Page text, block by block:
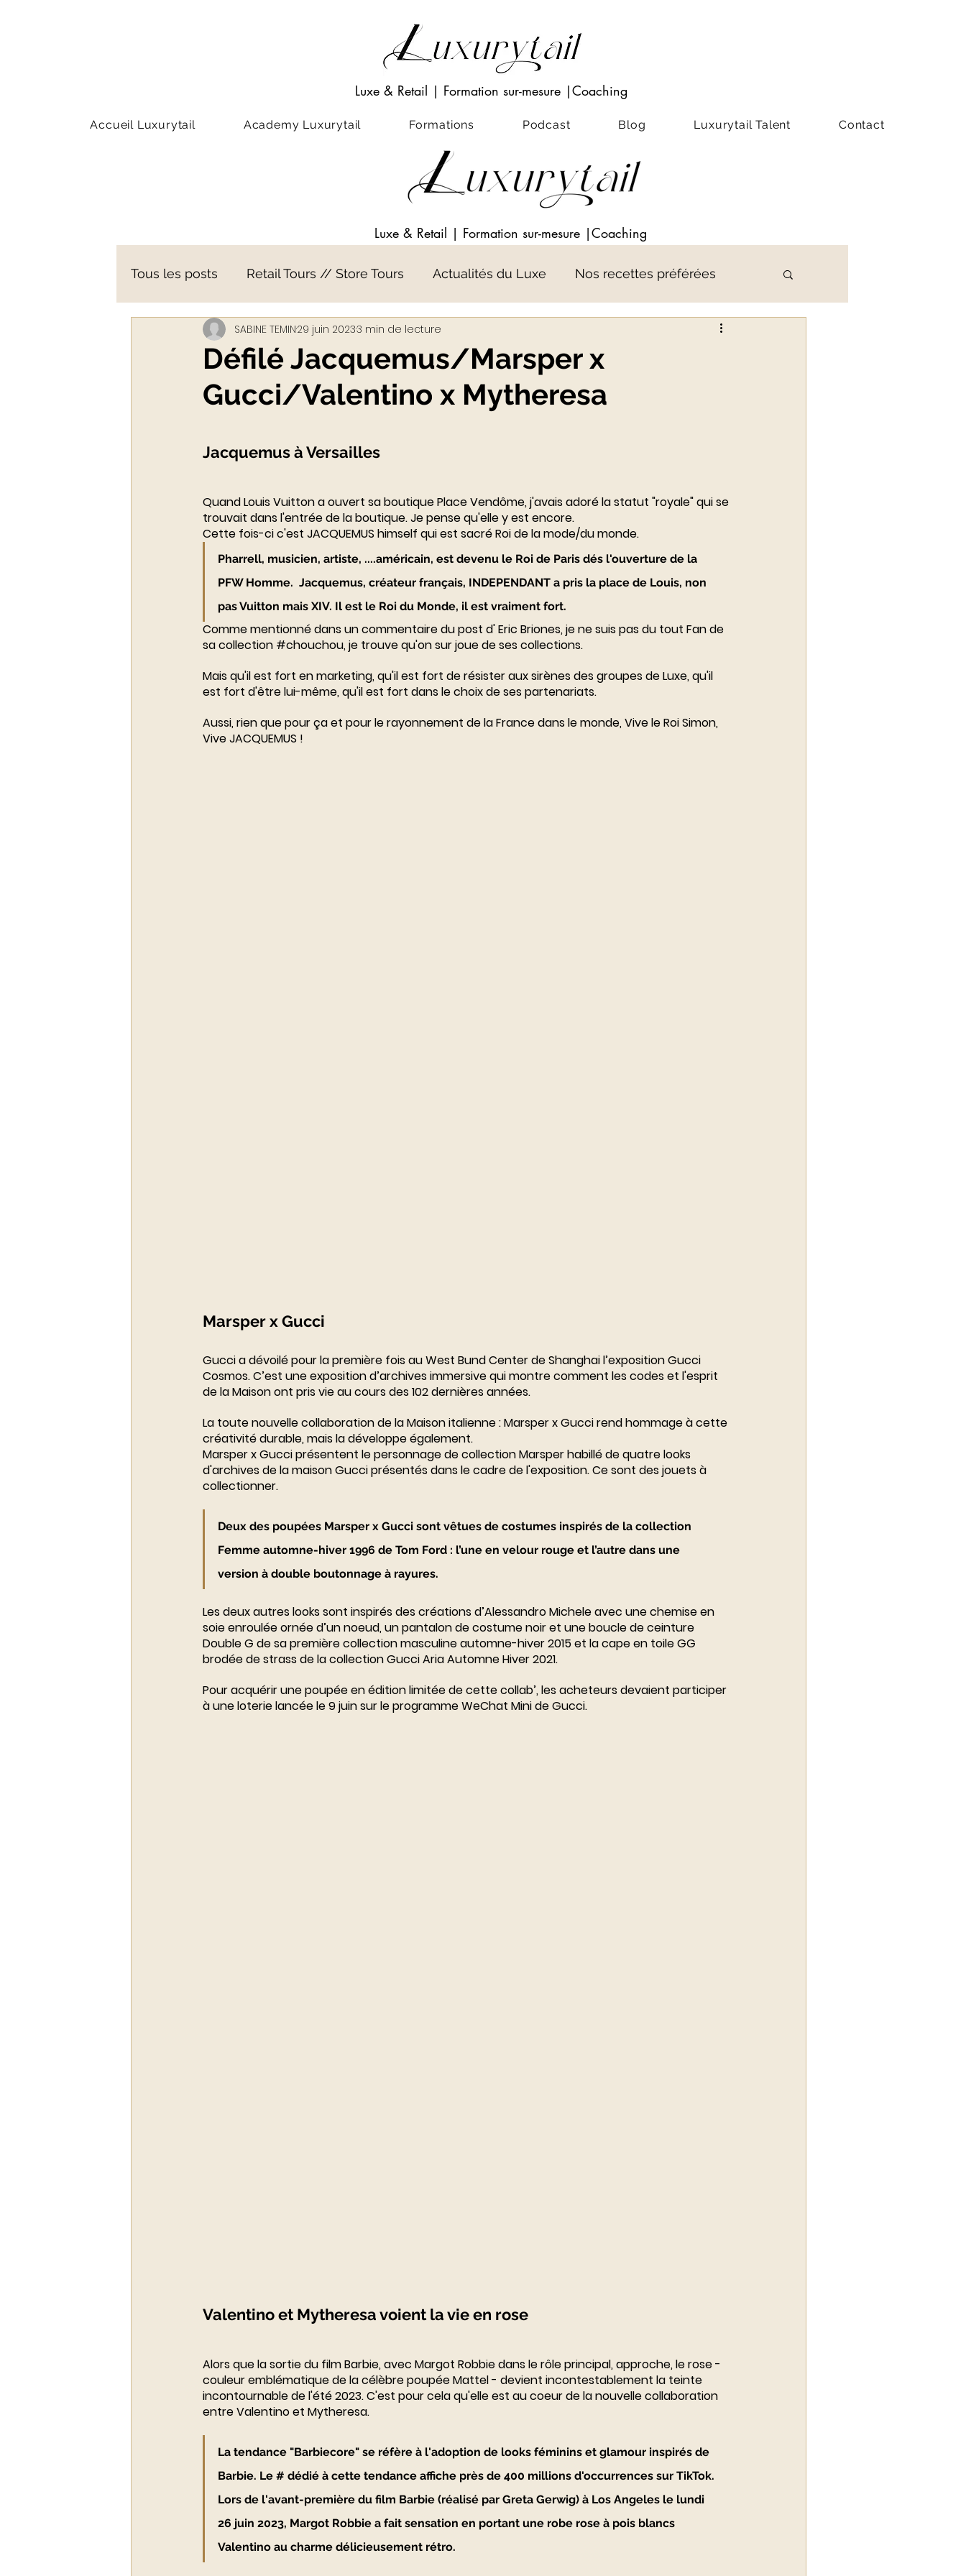
Luxe & Retail | Formation sur-mesure |Coaching
Accueil Luxurytail Academy Luxurytail Formations Podcast Blog Luxurytail Talent Contact
Luxe & Retail | Formation sur-mesure |Coaching
Tous les posts Retail Tours // Store Tours Actualités du Luxe Nos recettes préférées
Webinar - classe virtuelle Visio-conférences
ACADEMY LUXURYTAIL WEB3 Podcast Actualités du Luxe
Défilé Jacquemus/Marsper x
Gucci/Valentino x Mytheresa
SABINE TEMIN29 juin 20233 min de lecture
Jacquemus à Versailles
Quand Louis Vuitton a ouvert sa boutique Place Vendôme, j'avais adoré la statut "royale" qui se
trouvait dans l'entrée de la boutique. Je pense qu'elle y est encore.
Cette fois-ci c'est JACQUEMUS himself qui est sacré Roi de la mode/du monde.
Pharrell, musicien, artiste, ....américain, est devenu le Roi de Paris dés l'ouverture de la
PFW Homme.  Jacquemus, créateur français, INDEPENDANT a pris la place de Louis, non
pas Vuitton mais XIV. Il est le Roi du Monde, il est vraiment fort.
Comme mentionné dans un commentaire du post d' Eric Briones, je ne suis pas du tout Fan de
sa collection #chouchou, je trouve qu'on sur joue de ses collections.
Mais qu'il est fort en marketing, qu'il est fort de résister aux sirènes des groupes de Luxe, qu'il
est fort d'être lui-même, qu'il est fort dans le choix de ses partenariats.
Aussi, rien que pour ça et pour le rayonnement de la France dans le monde, Vive le Roi Simon,
Vive JACQUEMUS !
Marsper x Gucci
Gucci a dévoilé pour la première fois au West Bund Center de Shanghai l’exposition Gucci
Cosmos. C’est une exposition d’archives immersive qui montre comment les codes et l'esprit
de la Maison ont pris vie au cours des 102 dernières années.
La toute nouvelle collaboration de la Maison italienne : Marsper x Gucci rend hommage à cette
créativité durable, mais la développe également.
Marsper x Gucci présentent le personnage de collection Marsper habillé de quatre looks
d'archives de la maison Gucci présentés dans le cadre de l'exposition. Ce sont des jouets à
collectionner.
Deux des poupées Marsper x Gucci sont vêtues de costumes inspirés de la collection
Femme automne-hiver 1996 de Tom Ford : l’une en velour rouge et l’autre dans une
version à double boutonnage à rayures.
Les deux autres looks sont inspirés des créations d’Alessandro Michele avec une chemise en
soie enroulée ornée d’un noeud, un pantalon de costume noir et une boucle de ceinture
Double G de sa première collection masculine automne-hiver 2015 et la cape en toile GG
brodée de strass de la collection Gucci Aria Automne Hiver 2021.
Pour acquérir une poupée en édition limitée de cette collab’, les acheteurs devaient participer
à une loterie lancée le 9 juin sur le programme WeChat Mini de Gucci.
Valentino et Mytheresa voient la vie en rose
Alors que la sortie du film Barbie, avec Margot Robbie dans le rôle principal, approche, le rose -
couleur emblématique de la célèbre poupée Mattel - devient incontestablement la teinte
incontournable de l'été 2023. C'est pour cela qu'elle est au coeur de la nouvelle collaboration
entre Valentino et Mytheresa.
La tendance "Barbiecore" se réfère à l'adoption de looks féminins et glamour inspirés de
Barbie. Le # dédié à cette tendance affiche près de 400 millions d'occurrences sur TikTok.
Lors de l'avant-première du film Barbie (réalisé par Greta Gerwig) à Los Angeles le lundi
26 juin 2023, Margot Robbie a fait sensation en portant une robe rose à pois blancs
Valentino au charme délicieusement rétro.